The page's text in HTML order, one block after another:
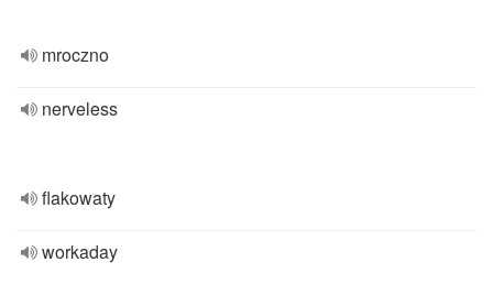
mroczno
nerveless
flakowaty
workaday